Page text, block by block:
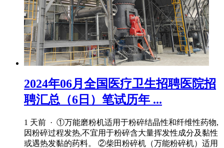
2024年06月全国医疗卫生招聘医院招
聘汇总（6日）笔试历年 ...
1 天前 · ①万能磨粉机适用于粉碎结晶性和纤维性药物,
因粉碎过程发热,不宜用于粉碎含大量挥发性成分及黏性
或遇热发黏的药料。 ②柴田粉碎机（万能粉碎机）适用